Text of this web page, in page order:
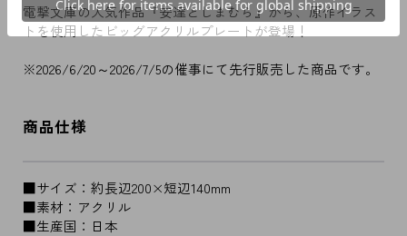
電撃文庫の人気作品『安達としまむら』から、原作イラス
トを使用したビッグアクリルプレートが登場！
※2026/6/20～2026/7/5の催事にて先行販売した商品です。
商品仕様
■サイズ：約長辺200×短辺140mm
■素材：アクリル
■生産国：日本